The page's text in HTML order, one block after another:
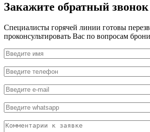
Закажите обратный звонок
Специалисты горячей линии готовы
проконсультировать Вас по вопросам